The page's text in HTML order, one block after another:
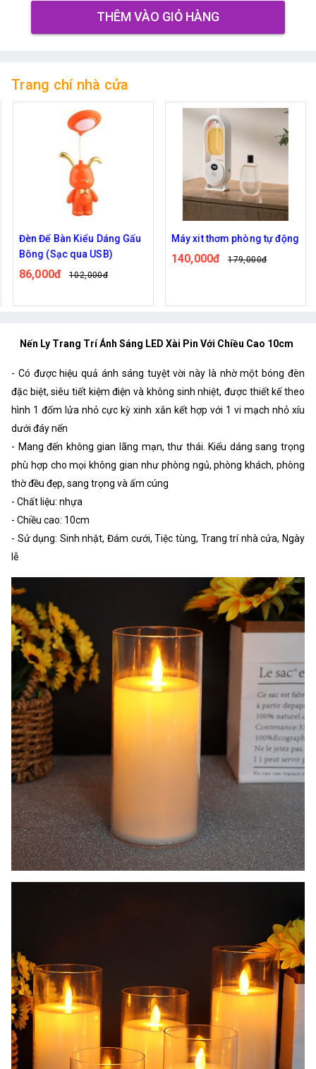
THÊM VÀO GIỎ HÀNG
Trang chí nhà cửa
Đèn Để Bàn Kiểu Dáng Gấu
Bông (Sạc qua USB)
86,000đ 102,000đ
Máy xit thơm phòng tự động
140,000đ 179,000đ
Nến Ly Trang Trí Ánh Sáng LED Xài Pin Với Chiều Cao 10cm
- Có được hiệu quả ánh sáng tuyệt vời này là nhờ một bóng đèn
đặc biệt, siêu tiết kiệm điện và không sinh nhiệt, được thiết kế theo
hình 1 đốm lửa nhỏ cực kỳ xinh xắn kết hợp với 1 vi mạch nhỏ xíu
dưới đáy nến
- Mang đến không gian lãng mạn, thư thái. Kiểu dáng sang trọng
phù hợp cho mọi không gian như phòng ngủ, phòng khách, phòng
thờ đều đẹp, sang trọng và ấm cúng
- Chất liệu: nhựa
- Chiều cao: 10cm
- Sử dụng: Sinh nhật, Đám cưới, Tiệc tùng, Trang trí nhà cửa, Ngày
lễ